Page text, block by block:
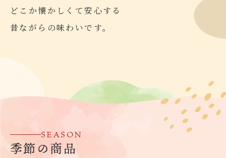
どこか懐かしくて安心する
昔ながらの味わいです。
SEASON
季節の商品